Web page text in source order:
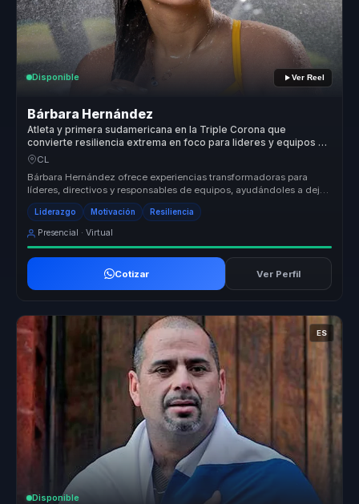
Disponible Ver Reel
Bárbara Hernández
Atleta y primera sudamericana en la Triple Corona que
convierte resiliencia extrema en foco para lideres y equipos de
alto desempeno.
CL
Bárbara Hernández ofrece experiencias transformadoras para
líderes, directivos y responsables de equipos, ayudándoles a dejar
atrás equip...
Liderazgo Motivación Resiliencia
Presencial · Virtual
Cotizar Ver Perfil
ES
Disponible